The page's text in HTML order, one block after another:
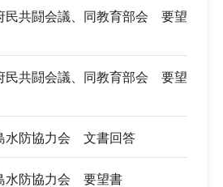
民共闘会議、同教育部会 要望
民共闘会議、同教育部会 要望
水防協力会 文書回答
水防協力会 要望書